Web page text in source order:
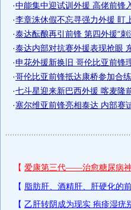
·中能集中迎试训外援 高佬前锋
·李章洙休假不忘寻强力外援 盯
·泰达酝酿再引前锋 第四外援“刺
·泰达内部对抗赛外援表现抢眼
·申花外援新换旧 哥伦比亚前锋
·哥伦比亚前锋抵达康桥参加合练
·七斗星迎来新巴西外援 喀麦隆
·塞尔维亚前锋亮相泰达 内部赛